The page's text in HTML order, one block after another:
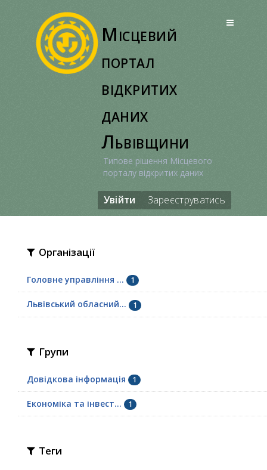
Місцевий
портал
відкритих
даних
Львівщини
Типове рішення Місцевого
порталу відкритих даних
Увійти Зареєструватись
Організації
Головне управління ... 1
Львівський обласний... 1
Групи
Довідкова інформація 1
Економіка та інвест... 1
Теги